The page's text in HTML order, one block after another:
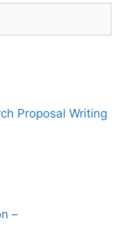
Proposal Writing
–